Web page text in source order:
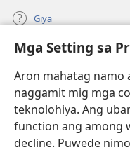
Mga Setting sa
Aron mahatag namo
naggamit mig mga
teknolohiya. Ang
function ang among
decline. Puwede
Giya
Donasyon
(mo-
open
bag-
ong
window)
Watchtower ONLINE
(mo-
open
ug
bag-
JW Hub
(mo-
open